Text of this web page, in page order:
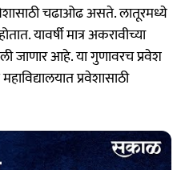
चढाओढ असते. लातूरमध्ये
यावर्षी मात्र अकरावीच्या
जाणार आहे. या गुणावरच प्रवेश
प्रवेशासाठी